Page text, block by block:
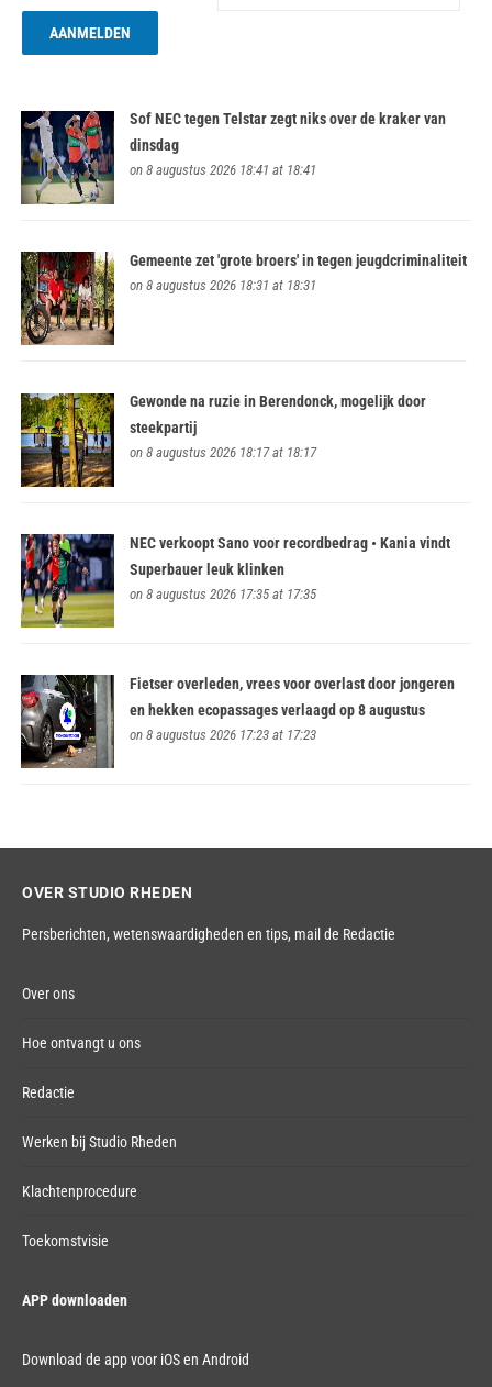
Sof NEC tegen Telstar zegt niks over de kraker van
dinsdag
on 8 augustus 2026 18:41 at 18:41
Gemeente zet 'grote broers' in tegen jeugdcriminaliteit
on 8 augustus 2026 18:31 at 18:31
Gewonde na ruzie in Berendonck, mogelijk door
steekpartij
on 8 augustus 2026 18:17 at 18:17
NEC verkoopt Sano voor recordbedrag • Kania vindt
Superbauer leuk klinken
on 8 augustus 2026 17:35 at 17:35
Fietser overleden, vrees voor overlast door jongeren
en hekken ecopassages verlaagd op 8 augustus
on 8 augustus 2026 17:23 at 17:23
OVER STUDIO RHEDEN
Persberichten, wetenswaardigheden en tips, mail de Redactie
Over ons
Hoe ontvangt u ons
Redactie
Werken bij Studio Rheden
Klachtenprocedure
Toekomstvisie
APP downloaden
Download de app voor iOS en Android